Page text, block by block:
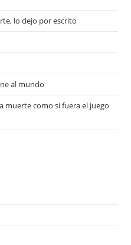
lo dejo por escrito
al mundo
muerte como si fuera el juego